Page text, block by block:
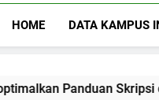
HOME DATA KAMPUS
Skripsi dengan